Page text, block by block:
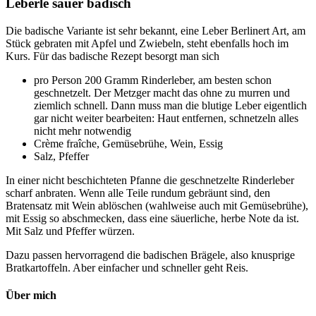
Leberle sauer badisch
Die badische Variante ist sehr bekannt, eine Leber Berlinert Art, am
Stück gebraten mit Apfel und Zwiebeln, steht ebenfalls hoch im
Kurs. Für das badische Rezept besorgt man sich
pro Person 200 Gramm Rinderleber, am besten schon
geschnetzelt. Der Metzger macht das ohne zu murren und
ziemlich schnell. Dann muss man die blutige Leber eigentlich
gar nicht weiter bearbeiten: Haut entfernen, schnetzeln alles
nicht mehr notwendig
Crème fraîche, Gemüsebrühe, Wein, Essig
Salz, Pfeffer
In einer nicht beschichteten Pfanne die geschnetzelte Rinderleber
scharf anbraten. Wenn alle Teile rundum gebräunt sind, den
Bratensatz mit Wein ablöschen (wahlweise auch mit Gemüsebrühe),
mit Essig so abschmecken, dass eine säuerliche, herbe Note da ist.
Mit Salz und Pfeffer würzen.
Dazu passen hervorragend die badischen Brägele, also knusprige
Bratkartoffeln. Aber einfacher und schneller geht Reis.
Über mich